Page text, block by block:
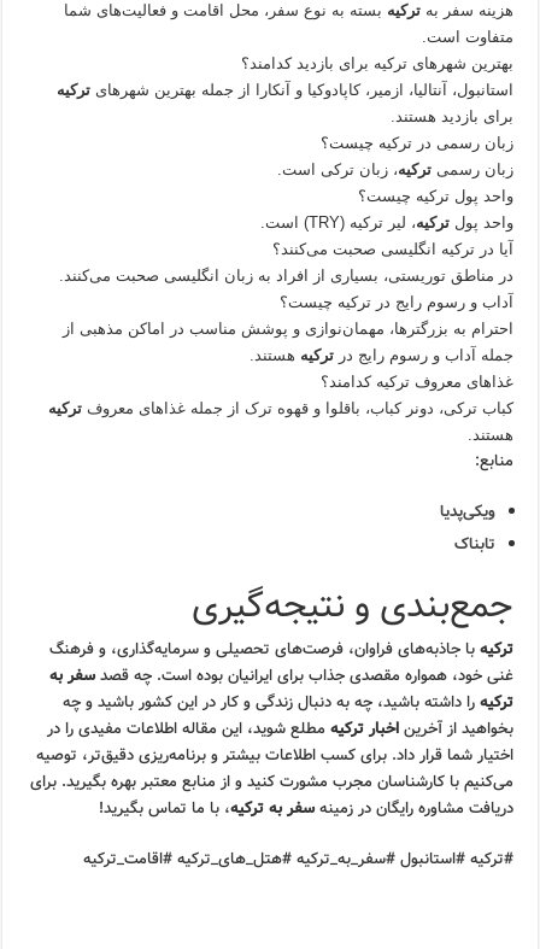
هزینه سفر بهترکیه بسته به نوع سفر، محل اقامت و فعالیت‌های شما
متفاوت است.
بهترین شهرهای ترکیه برای بازدید کدامند؟
استانبول، آنتالیا، ازمیر، کاپادوکیا و آنکارا از جمله بهترین شهرهایترکیه
برای بازدید هستند.
زبان رسمی در ترکیه چیست؟
زبان رسمیترکیه، زبان ترکی است.
واحد پول ترکیه چیست؟
واحد پولترکیه، لیر ترکیه (TRY) است.
آیا در ترکیه انگلیسی صحبت می‌کنند؟
در مناطق توریستی، بسیاری از افراد به زبان انگلیسی صحبت می‌کنند.
آداب و رسوم رایج در ترکیه چیست؟
احترام به بزرگترها، مهمان‌نوازی و پوشش مناسب در اماکن مذهبی از
جمله آداب و رسوم رایج درترکیه هستند.
غذاهای معروف ترکیه کدامند؟
کباب ترکی، دونر کباب، باقلوا و قهوه ترک از جمله غذاهای معروفترکیه
هستند.
منابع:
ویکی‌پدیا
تابناک
جمع‌بندی و نتیجه‌گیری
ترکیهبا جاذبه‌های فراوان، فرصت‌های تحصیلی و سرمایه‌گذاری، و فرهنگ
غنی خود، همواره مقصدی جذاب برای ایرانیان بوده است. چه قصدسفر به
ترکیهرا داشته باشید، چه به دنبال زندگی و کار در این کشور باشید و چه
بخواهید از آخریناخبار ترکیه مطلع شوید، این مقاله اطلاعات مفیدی را در
اختیار شما قرار داد. برای کسب اطلاعات بیشتر و برنامه‌ریزی دقیق‌تر، توصیه
می‌کنیم با کارشناسان مجرب مشورت کنید و از منابع معتبر بهره بگیرید. برای
دریافت مشاوره رایگان در زمینهسفر به ترکیه، با ما تماس بگیرید!
#ترکیه #استانبول #سفر_به_ترکیه #هتل_های_ترکیه #اقامت_ترکیه